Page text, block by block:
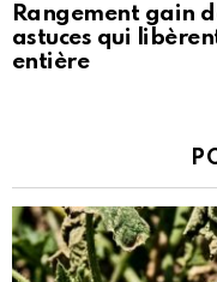
Rangement gain
astuces qui
entière